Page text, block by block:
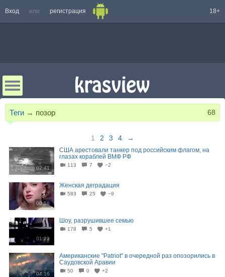
Вход или регистрация 18+
Теги → позор 68
1 2 3 4 →
02:41
США арестовали танкер под российским флагом, на
глазах кораблей ВМФ РФ
113 7 −2
00:58
Женская деградация
583 25 −9
01:23
Шоу, разрушившее семью
178 5 +1
04:16
Американские "Patriot" в очередной раз опозорились в
Саудовской Аравии
50 0 +2